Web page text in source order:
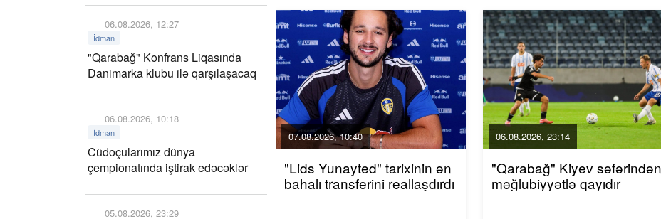
06.08.2026, 12:27
İdman
"Qarabağ" Konfrans Liqasında
Danimarka klubu ilə qarşılaşacaq
06.08.2026, 10:18
İdman
Cüdoçularımız dünya
çempionatında iştirak edəcəklər
05.08.2026, 23:29
07.08.2026, 10:40
"Lids Yunayted" tarixinin ən
bahalı transferini reallaşdırdı
06.08.2026, 23:14
"Qarabağ" Kiyev səfərindən
məğlubiyyətlə qayıdır